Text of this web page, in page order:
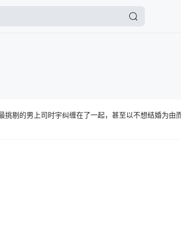
挑剔的男上司时宇纠缠在了一起，甚至以不想结婚为由